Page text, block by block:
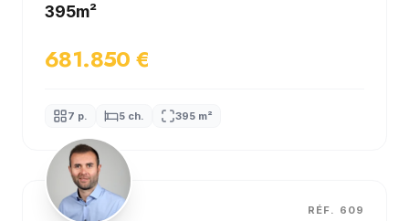
395m²
681.850 €
7 p. 5 ch. 395 m²
EXCLUSIVITÉ RÉF. 609